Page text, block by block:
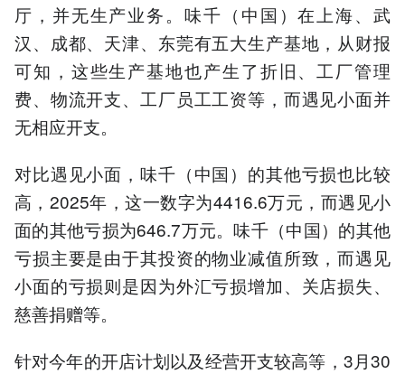
厅，并无生产业务。味千（中国）在上海、武
汉、成都、天津、东莞有五大生产基地，从财报
可知，这些生产基地也产生了折旧、工厂管理
费、物流开支、工厂员工工资等，而遇见小面并
无相应开支。
对比遇见小面，味千（中国）的其他亏损也比较
高，2025年，这一数字为4416.6万元，而遇见小
面的其他亏损为646.7万元。味千（中国）的其他
亏损主要是由于其投资的物业减值所致，而遇见
小面的亏损则是因为外汇亏损增加、关店损失、
慈善捐赠等。
针对今年的开店计划以及经营开支较高等，3月30